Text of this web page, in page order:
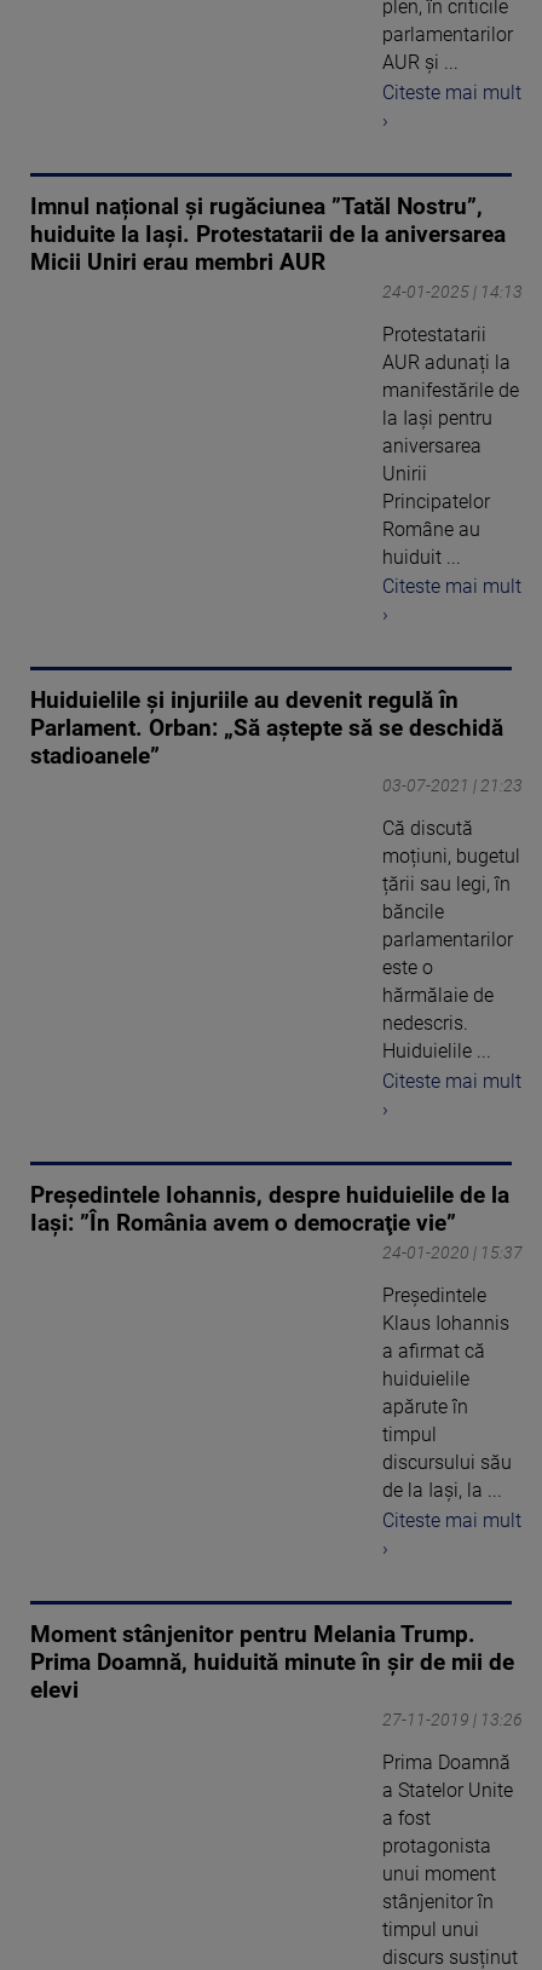
plen, în criticile
parlamentarilor
AUR și ...
Citeste mai mult
›
Imnul național și rugăciunea ”Tatăl Nostru”,
huiduite la Iași. Protestatarii de la aniversarea
Micii Uniri erau membri AUR
24-01-2025 | 14:13
Protestatarii
AUR adunați la
manifestările de
la Iași pentru
aniversarea
Unirii
Principatelor
Române au
huiduit ...
Citeste mai mult
›
Huiduielile și injuriile au devenit regulă în
Parlament. Orban: „Să aştepte să se deschidă
stadioanele”
03-07-2021 | 21:23
Că discută
moțiuni, bugetul
țării sau legi, în
băncile
parlamentarilor
este o
hărmălaie de
nedescris.
Huiduielile ...
Citeste mai mult
›
Președintele Iohannis, despre huiduielile de la
Iași: ”În România avem o democraţie vie”
24-01-2020 | 15:37
Preşedintele
Klaus Iohannis
a afirmat că
huiduielile
apărute în
timpul
discursului său
de la Iaşi, la ...
Citeste mai mult
›
Moment stânjenitor pentru Melania Trump.
Prima Doamnă, huiduită minute în șir de mii de
elevi
27-11-2019 | 13:26
Prima Doamnă
a Statelor Unite
a fost
protagonista
unui moment
stânjenitor în
timpul unui
discurs susținut